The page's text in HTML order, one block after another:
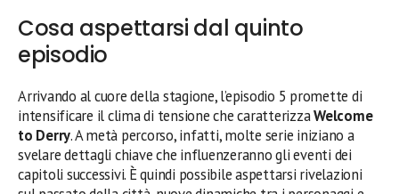
Cosa aspettarsi dal quinto
episodio
Arrivando al cuore della stagione, l’episodio 5 promette di
intensificare il clima di tensione che caratterizzaWelcome
to Derry. A metà percorso, infatti, molte serie iniziano a
svelare dettagli chiave che influenzeranno gli eventi dei
capitoli successivi. È quindi possibile aspettarsi rivelazioni